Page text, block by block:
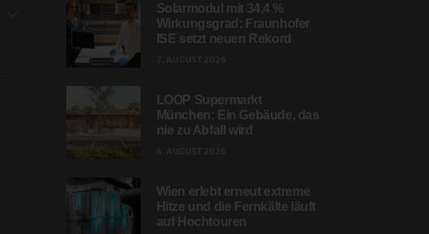
Solarmodul mit 34,4 %
Wirkungsgrad: Fraunhofer
ISE setzt neuen Rekord
LOOP Supermarkt
München: Ein Gebäude, das
nie zu Abfall wird
Wien erlebt erneut extreme
Hitze und die Fernkälte läuft
auf Hochtouren